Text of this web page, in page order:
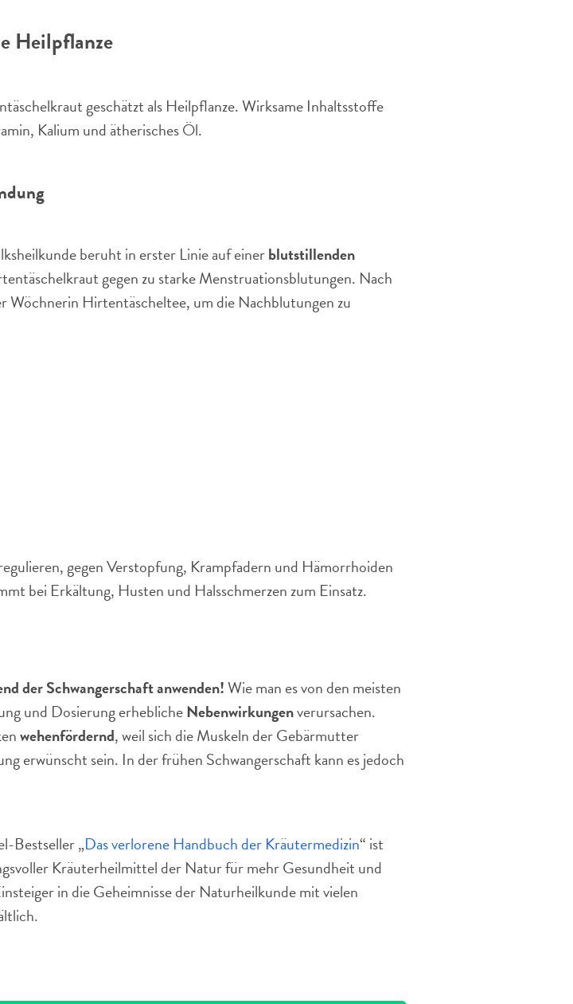
Heilpflanze
geschätzt als Heilpflanze. Wirksame Inhaltsstoffe
Kalium und ätherisches Öl.
beruht in erster Linie auf einerblutstillenden
gegen zu starke Menstruationsblutungen. Nach
Wöchnerin Hirtentäscheltee, um die Nachblutungen zu
gegen Verstopfung, Krampfadern und Hämorrhoiden
bei Erkältung, Husten und Halsschmerzen zum Einsatz.
der Schwangerschaft anwenden!Wie man es von den meisten
und Dosierung erheblicheNebenwirkungenverursachen.
wehenfördernd, weil sich die Muskeln der Gebärmutter
erwünscht sein. In der frühen Schwangerschaft kann es jedoch
Bestseller „Das verlorene Handbuch der Kräutermedizin“ ist
Kräuterheilmittel der Natur für mehr Gesundheit und
in die Geheimnisse der Naturheilkunde mit vielen